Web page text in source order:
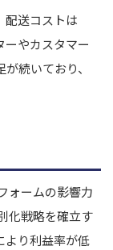
配送コストは
やカスタマー
続いており、
ォームの影響力
化戦略を確立す
より利益率が低